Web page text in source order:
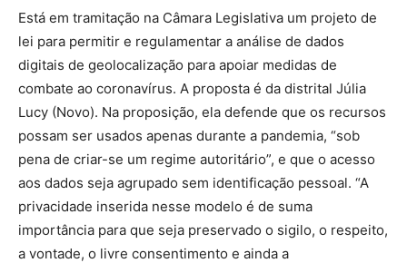
Está em tramitação na Câmara Legislativa um projeto de
lei para permitir e regulamentar a análise de dados
digitais de geolocalização para apoiar medidas de
combate ao coronavírus. A proposta é da distrital Júlia
Lucy (Novo). Na proposição, ela defende que os recursos
possam ser usados apenas durante a pandemia, “sob
pena de criar-se um regime autoritário”, e que o acesso
aos dados seja agrupado sem identificação pessoal. “A
privacidade inserida nesse modelo é de suma
importância para que seja preservado o sigilo, o respeito,
a vontade, o livre consentimento e ainda a